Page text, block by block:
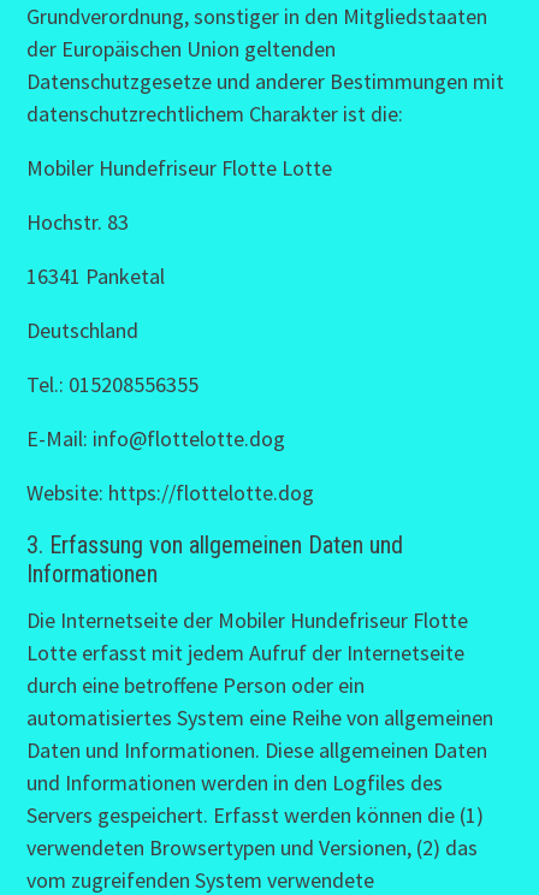
Grundverordnung, sonstiger in den Mitgliedstaaten
der Europäischen Union geltenden
Datenschutzgesetze und anderer Bestimmungen mit
datenschutzrechtlichem Charakter ist die:
Mobiler Hundefriseur Flotte Lotte
Hochstr. 83
16341 Panketal
Deutschland
Tel.: 015208556355
E-Mail: info@flottelotte.dog
Website: https://flottelotte.dog
3. Erfassung von allgemeinen Daten und
Informationen
Die Internetseite der Mobiler Hundefriseur Flotte
Lotte erfasst mit jedem Aufruf der Internetseite
durch eine betroffene Person oder ein
automatisiertes System eine Reihe von allgemeinen
Daten und Informationen. Diese allgemeinen Daten
und Informationen werden in den Logfiles des
Servers gespeichert. Erfasst werden können die (1)
verwendeten Browsertypen und Versionen, (2) das
vom zugreifenden System verwendete